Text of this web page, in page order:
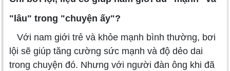
"lâu" trong "chuyện ấy"?
Với nam giới trẻ và khỏe mạnh bình thường, bơi
lội sẽ giúp tăng cường sức mạnh và độ dẻo dai
trong chuyện đó. Nhưng với người đàn ông khi đã